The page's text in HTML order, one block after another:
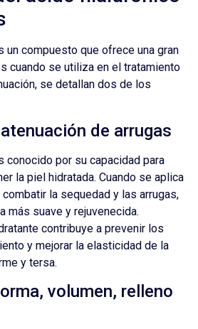
un compuesto que ofrece una gran
cuando se utiliza en el tratamiento
se detallan dos de los
de arrugas
conocido por su capacidad para
la piel hidratada. Cuando se aplica
la sequedad y las arrugas,
más suave y rejuvenecida.
contribuye a prevenir los
y mejorar la elasticidad de la
y tersa.
volumen, relleno